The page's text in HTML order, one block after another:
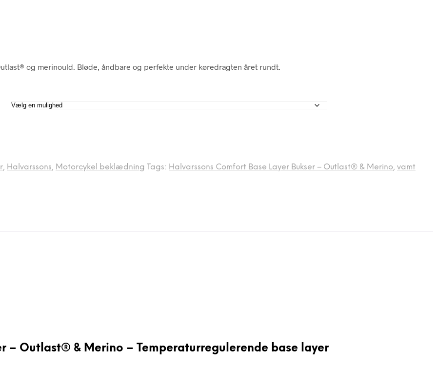
og merinould. Bløde, åndbare og perfekte under køredragten året rundt.
, Halvarssons, Motorcykel beklædning Tags: Halvarssons Comfort Base Layer Bukser – Outlast® & Merino, vamt
– Outlast® & Merino – Temperaturregulerende base layer